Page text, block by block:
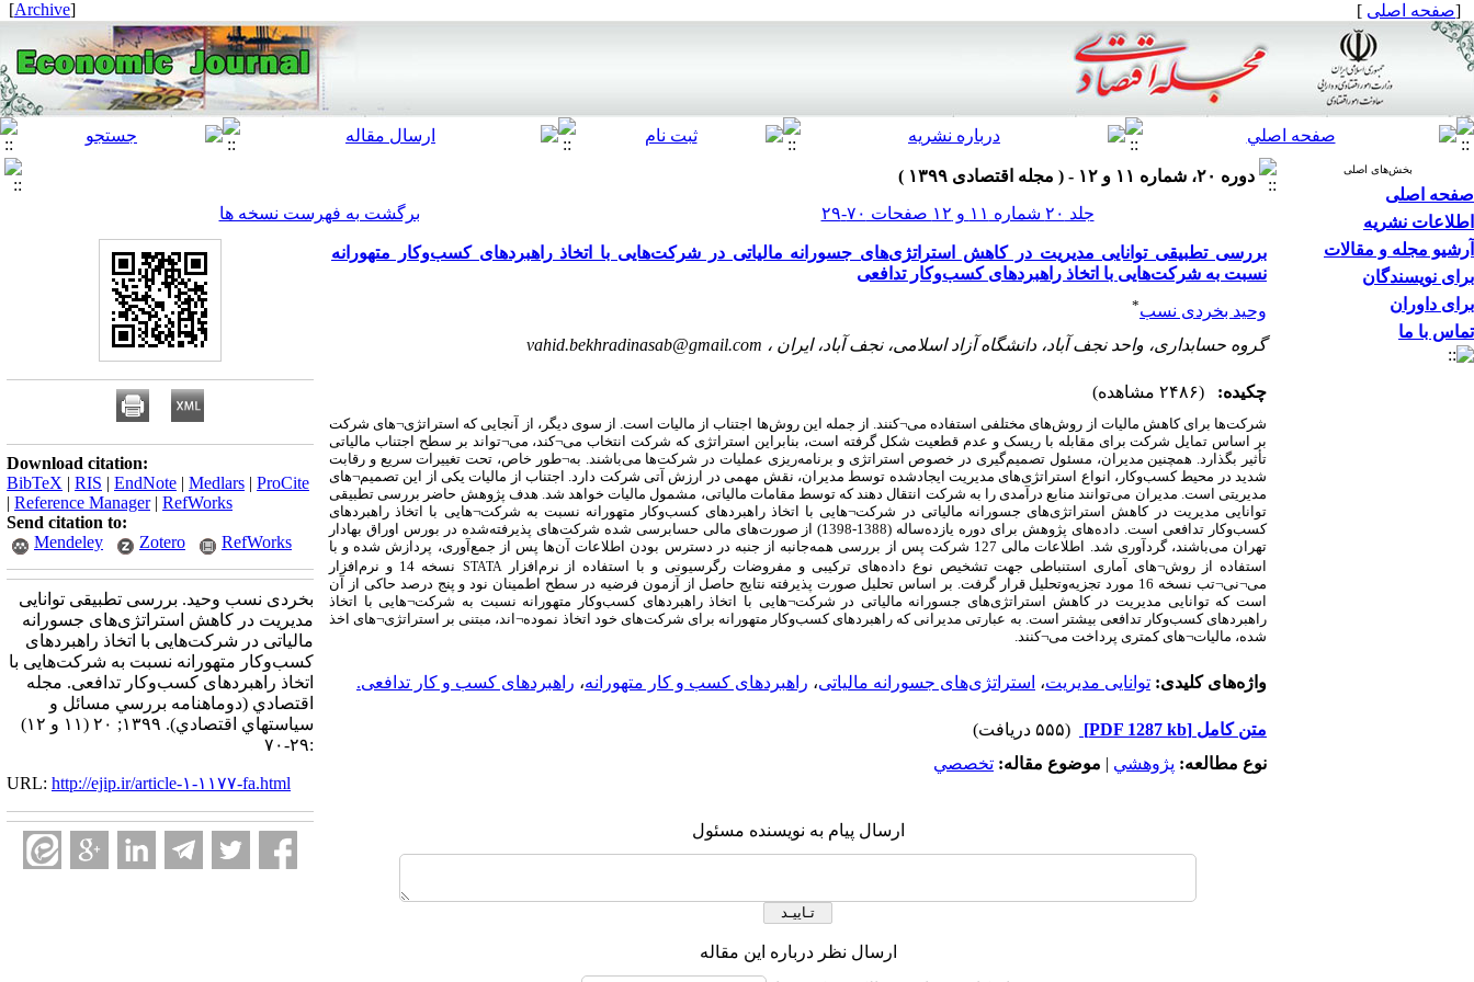
[صفحه اصلی ]
[
Archive
]
بخش‌های اصلی
صفحه اصلی
اطلاعات نشریه
آرشیو مجله و مقالات
برای نویسندگان
برای داوران
تماس با ما
دوره ۲۰، شماره ۱۱ و ۱۲ - ( مجله اقتصادی ۱۳۹۹ )
جلد ۲۰ شماره ۱۱ و ۱۲ صفحات ۷۰-۲۹
برگشت به فهرست نسخه ها
بررسی تطبیقی توانایی مدیریت در کاهش استراتژی‌های جسورانه مالیاتی در شرکت‌هایی با اتخاذ راهبردهای کسب‌وکار متهورانه
نسبت به شرکت‌هایی با اتخاذ راهبردهای کسب‌وکار تدافعی
وحید بخردی نسب*
گروه حسابداری، واحد نجف آباد، دانشگاه آزاد اسلامی، نجف آباد، ایران ، vahid.bekhradinasab@gmail.com
چکیده: (۲۴۸۶ مشاهده)
شرکت‌ها برای کاهش مالیات از روش‌های مختلفی استفاده می¬کنند. از جمله این روش‌ها اجتناب از مالیات است. از سوی دیگر، از آنجایی که استراتژی¬های شرکت
بر اساس تمایل شرکت برای مقابله با ریسک و عدم قطعیت شکل گرفته است، بنابراین استراتژی که شرکت انتخاب می¬کند، می¬تواند بر سطح اجتناب مالیاتی
تأثیر بگذارد. همچنین مدیران، مسئول تصمیم‌گیری در خصوص استراتژی و برنامه‌ریزی عملیات در شرکت‌ها می‌باشند. به¬طور خاص، تحت تغییرات سریع و رقابت
شدید در محیط کسب‌وکار، انواع استراتژی‌های مدیریت ایجادشده توسط مدیران، نقش مهمی در ارزش آتی شرکت دارد. اجتناب از مالیات یکی از این تصمیم¬های
مدیریتی است. مدیران می‌توانند منابع درآمدی را به شرکت انتقال دهند که توسط مقامات مالیاتی، مشمول مالیات خواهد شد. هدف پژوهش حاضر بررسی تطبیقی
توانایی مدیریت در کاهش استراتژی‌های جسورانه مالیاتی در شرکت¬هایی با اتخاذ راهبردهای کسب‌وکار متهورانه نسبت به شرکت¬هایی با اتخاذ راهبردهای
کسب‌وکار تدافعی است. داده‌های پژوهش برای دوره یازده‌ساله (1388-1398) از صورت‌های مالی حسابرسی شده شرکت‌های پذیرفته‌شده در بورس اوراق بهادار
تهران می‌باشند، گردآوری ‌شد. اطلاعات مالی 127 شرکت پس از بررسی همه‌جانبه از جنبه در دسترس بودن اطلاعات آن‌ها پس از جمع‌آوری، پردازش شده و با
استفاده از روش¬های آماری استنباطی جهت تشخیص نوع داده‌های ترکیبی و مفروضات رگرسیونی و با استفاده از نرم‌افزارSTATA
نسخه 14 و نرم‌افزار
می¬نی¬
تب نسخه 16 مورد تجزیه‌وتحلیل قرار گرفت. بر اساس تحلیل صورت پذیرفته نتایج حاصل از آزمون فرضیه‌ در سطح اطمینان نود و پنج درصد حاکی از آن
است که توانایی مدیریت در کاهش استراتژی‌های جسورانه مالیاتی در شرکت¬هایی با اتخاذ راهبردهای کسب‌وکار متهورانه نسبت به شرکت¬هایی با اتخاذ
راهبردهای کسب‌وکار تدافعی بیشتر است. به عبارتی مدیرانی که راهبردهای کسب‌وکار متهورانه برای شرکت‌های خود اتخاذ نموده¬اند، مبتنی بر استراتژی¬های اخذ
شده، مالیات¬های کمتری پرداخت می¬کنند.
واژه‌های کلیدی: توانایی مدیریت، استراتژی‌های جسورانه مالیاتی، راهبردهای کسب و کار متهورانه، راهبردهای کسب و کار تدافعی.
متن کامل [PDF 1287 kb]
(۵۵۵ دریافت)
نوع مطالعه: پژوهشي | موضوع مقاله: تخصصي
ارسال پیام به نویسنده مسئول
ارسال نظر درباره این مقاله
Download citation:
BibTeX | RIS | EndNote | Medlars | ProCite
| Reference Manager| RefWorks
Send citation to:
Mendeley
Zotero RefWorks
بخردی نسب وحید. بررسی تطبیقی توانایی
مدیریت در کاهش استراتژی‌های جسورانه
مالیاتی در شرکت‌هایی با اتخاذ راهبردهای
کسب‌وکار متهورانه نسبت به شرکت‌هایی با
اتخاذ راهبردهای کسب‌وکار تدافعی. مجله
اقتصادي (دوماهنامه بررسي مسائل و
سياستهاي اقتصادي). ۱۳۹۹; ۲۰ (۱۱ و ۱۲)
:۲۹-۷۰
URL: http://ejip.ir/article-۱-۱۱۷۷-fa.html